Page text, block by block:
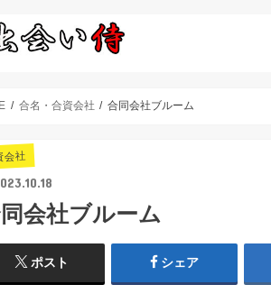
合名・合資会社 合同会社ブルーム
会社
会社ブルーム
ポスト シェア